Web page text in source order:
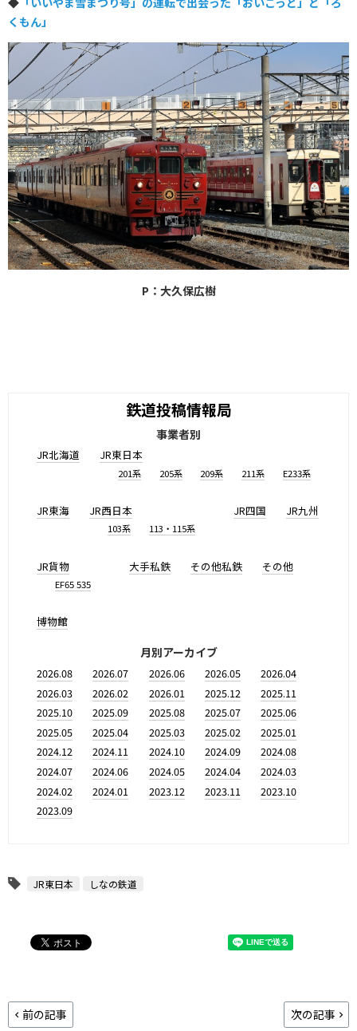
くもん」
P：大久保広樹
鉄道投稿情報局
事業者別
JR北海道 JR東日本
201系 205系 209系 211系 E233系
JR東海 JR西日本
103系 113・115系
JR四国 JR九州
JR貨物
EF65 535
大手私鉄 その他私鉄 その他
博物館
月別アーカイブ
2026.08 2026.07 2026.06 2026.05
2026.04
2026.03
2026.02 2026.01 2025.12
2025.11
2025.10
2025.09 2025.08 2025.07
2025.06
2025.05
2025.04 2025.03 2025.02
2025.01
2024.12
2024.11 2024.10 2024.09
2024.08
2024.07
2024.06 2024.05 2024.04
2024.03
2024.02
2024.01 2023.12 2023.11
2023.10
2023.09
JR東日本 しなの鉄道
前の記事 次の記事